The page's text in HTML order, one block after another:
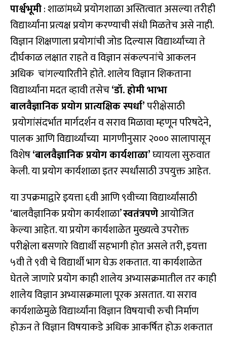
पार्श्वभूमी: शाळांमध्ये प्रयोगशाळा अस्तित्वात असल्या तरीही
विद्यार्थ्यांना प्रत्यक्ष प्रयोग करण्याची संधी मिळतेच असे नाही.
विज्ञान शिक्षणाला प्रयोगांची जोड दिल्यास विद्यार्थ्यांच्या ते
दीर्घकाळ लक्षात राहते व विज्ञान संकल्पनांचे आकलन
अधिक चांगल्यारितीने होते. शालेय विज्ञान शिकताना
विद्यार्थ्यांना मदत व्हावी तसेच‘डॉ. होमी भाभा
बालवैज्ञानिक प्रयोग प्रात्यक्षिक स्पर्धा’परीक्षेसाठी
प्रयोगांसंदर्भात मार्गदर्शन व सराव मिळावा म्हणून परिषदेने,
पालक आणि विद्यार्थ्यांच्या मागणीनुसार २००० सालापासून
विशेष‘बालवैज्ञानिक प्रयोग कार्यशाळा’घ्यायला सुरुवात
केली. या प्रयोग कार्यशाळा इतर स्पर्धांसाठी उपयुक्त आहेत.
या उपक्रमाद्वारे इयत्ता ६वी आणि ९वीच्या विद्यार्थ्यांसाठी
‘बालवैज्ञानिक प्रयोग कार्यशाळा’स्वतंत्रपणेआयोजित
केल्या आहेत. या प्रयोग कार्यशाळेत मुख्यत्वे उपरोक्त
परीक्षेला बसणारे विद्यार्थी सहभागी होत असले तरी, इयत्ता
५वी ते ९वी चे विद्यार्थी भाग घेऊ शकतात. या कार्यशाळेत
घेतले जाणारे प्रयोग काही शालेय अभ्यासक्रमातील तर काही
शालेय विज्ञान अभ्यासक्रमाला पूरक असतात. या सराव
कार्यशाळेमुळे विद्यार्थ्यांना विज्ञान विषयाची रुची निर्माण
होऊन ते विज्ञान विषयाकडे अधिक आकर्षित होऊ शकतात